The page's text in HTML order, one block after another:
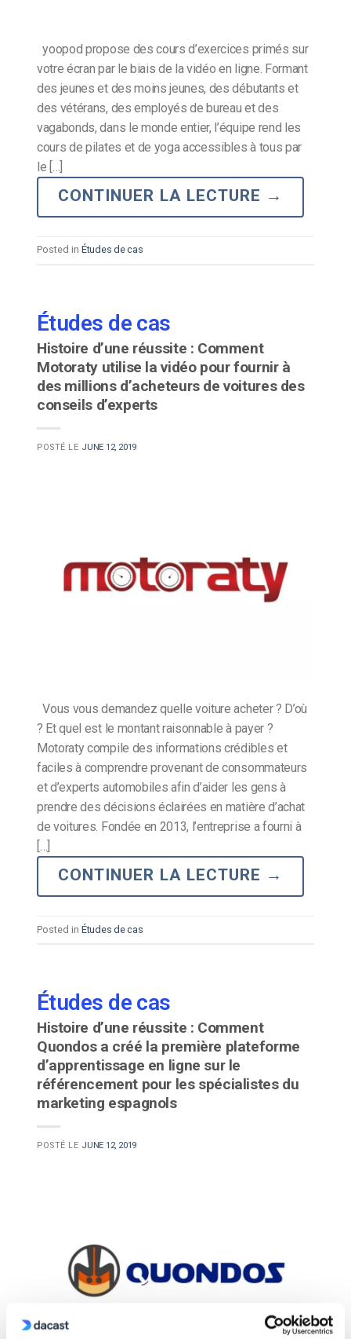
yoopod propose des cours d’exercices primés sur
votre écran par le biais de la vidéo en ligne. Formant
des jeunes et des moins jeunes, des débutants et
des vétérans, des employés de bureau et des
vagabonds, dans le monde entier, l’équipe rend les
cours de pilates et de yoga accessibles à tous par
le […]
CONTINUER LA LECTURE →
Posted in Études de cas
Études de cas
Histoire d’une réussite : Comment
Motoraty utilise la vidéo pour fournir à
des millions d’acheteurs de voitures des
conseils d’experts
POSTÉ LE JUNE 12, 2019
Vous vous demandez quelle voiture acheter ? D’où
? Et quel est le montant raisonnable à payer ?
Motoraty compile des informations crédibles et
faciles à comprendre provenant de consommateurs
et d’experts automobiles afin d’aider les gens à
prendre des décisions éclairées en matière d’achat
de voitures. Fondée en 2013, l’entreprise a fourni à
[…]
CONTINUER LA LECTURE →
Posted in Études de cas
Études de cas
Histoire d’une réussite : Comment
Quondos a créé la première plateforme
d’apprentissage en ligne sur le
référencement pour les spécialistes du
marketing espagnols
POSTÉ LE JUNE 12, 2019